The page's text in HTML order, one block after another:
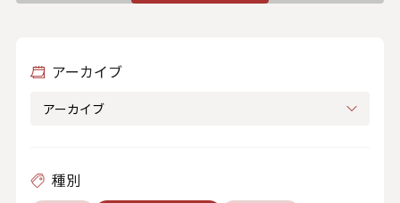
採用情報
ビジネスパートナーの皆様へ
アーカイブ
種別